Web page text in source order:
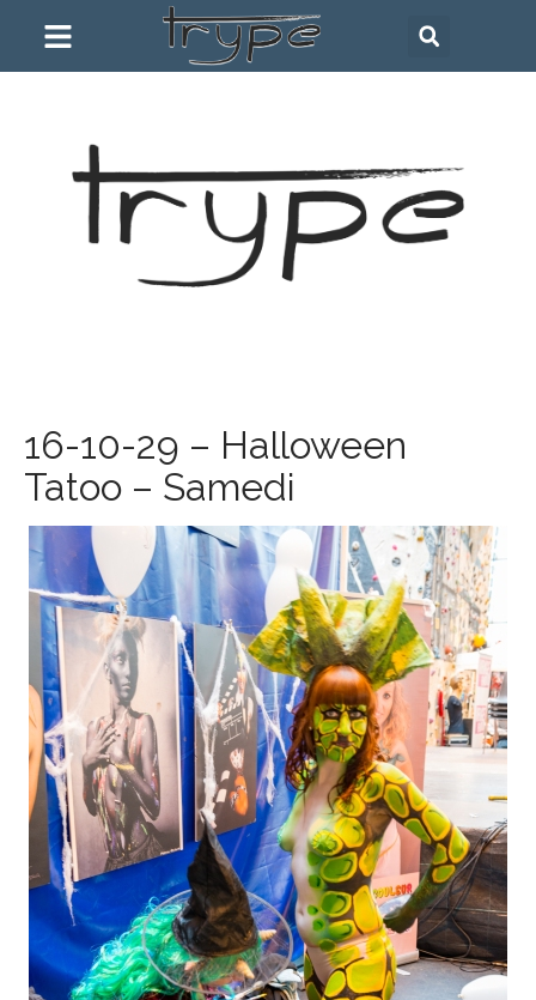
16-10-29 – Halloween
Tatoo – Samedi